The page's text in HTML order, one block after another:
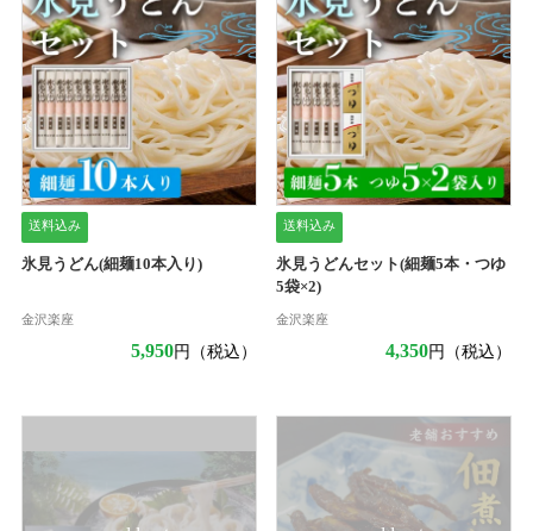
送料込み
氷見うどん(細麺10本入り)
金沢楽座
5,950円（税込）
送料込み
氷見うどんセット(細麺5本・つゆ
5袋×2)
金沢楽座
4,350円（税込）